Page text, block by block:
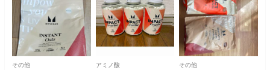
その他 アミノ酸 その他